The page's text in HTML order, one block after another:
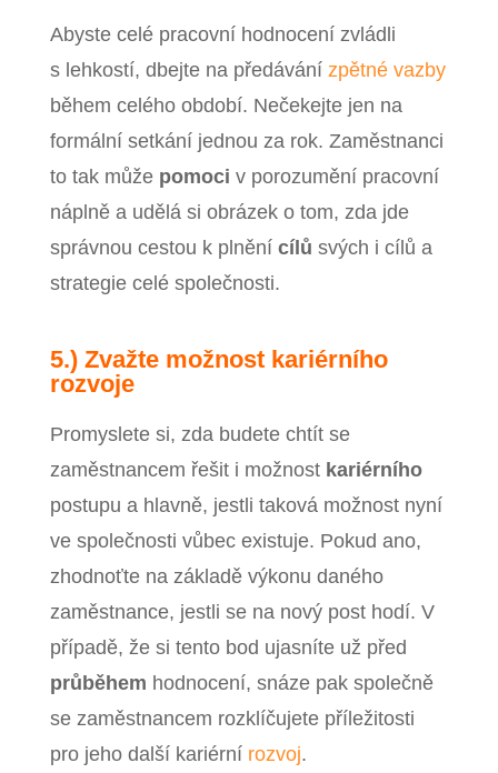
Abyste celé pracovní hodnocení zvládli
s lehkostí, dbejte na předávání zpětné vazby
během celého období. Nečekejte jen na
formální setkání jednou za rok. Zaměstnanci
to tak může pomoci v porozumění pracovní
náplně a udělá si obrázek o tom, zda jde
správnou cestou k plnění cílů svých i cílů a
strategie celé společnosti.
5.) Zvažte možnost kariérního
rozvoje
Promyslete si, zda budete chtít se
zaměstnancem řešit i možnost kariérního
postupu a hlavně, jestli taková možnost nyní
ve společnosti vůbec existuje. Pokud ano,
zhodnoťte na základě výkonu daného
zaměstnance, jestli se na nový post hodí. V
případě, že si tento bod ujasníte už před
průběhem hodnocení, snáze pak společně
se zaměstnancem rozklíčujete příležitosti
pro jeho další kariérní rozvoj.